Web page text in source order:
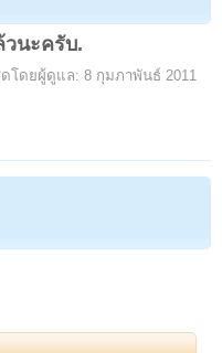
วนะครับ.
โดยผู้ดูแล: 8 กุมภาพันธ์ 2011